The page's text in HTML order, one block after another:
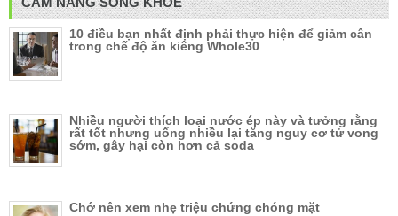
10 điều bạn nhất định phải thực hiện để giảm cân
trong chế độ ăn kiêng Whole30
Nhiều người thích loại nước ép này và tưởng rằng
rất tốt nhưng uống nhiều lại tăng nguy cơ tử vong
sớm, gây hại còn hơn cả soda
Chớ nên xem nhẹ triệu chứng chóng mặt